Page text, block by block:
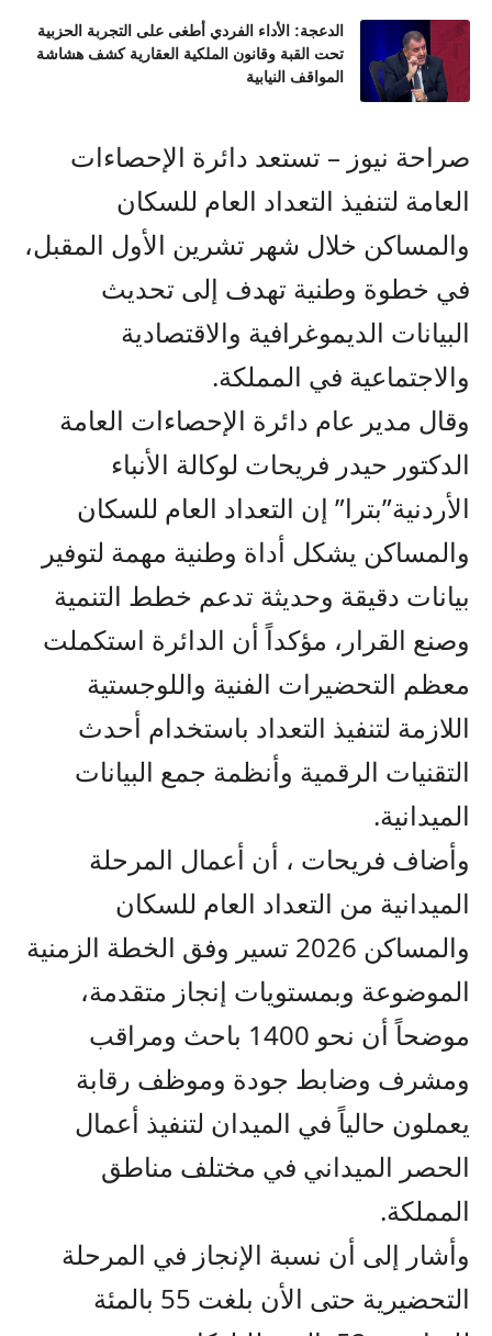
الدعجة: الأداء الفردي أطغى على التجربة الحزبية
تحت القبة وقانون الملكية العقارية كشف هشاشة
المواقف النيابية
صراحة نيوز – تستعد دائرة الإحصاءات
العامة لتنفيذ التعداد العام للسكان
والمساكن خلال شهر تشرين الأول المقبل،
في خطوة وطنية تهدف إلى تحديث
البيانات الديموغرافية والاقتصادية
والاجتماعية في المملكة.
وقال مدير عام دائرة الإحصاءات العامة
الدكتور حيدر فريحات لوكالة الأنباء
الأردنية”بترا” إن التعداد العام للسكان
والمساكن يشكل أداة وطنية مهمة لتوفير
بيانات دقيقة وحديثة تدعم خطط التنمية
وصنع القرار، مؤكداً أن الدائرة استكملت
معظم التحضيرات الفنية واللوجستية
اللازمة لتنفيذ التعداد باستخدام أحدث
التقنيات الرقمية وأنظمة جمع البيانات
الميدانية.
وأضاف فريحات ، أن أعمال المرحلة
الميدانية من التعداد العام للسكان
والمساكن 2026 تسير وفق الخطة الزمنية
الموضوعة وبمستويات إنجاز متقدمة،
موضحاً أن نحو 1400 باحث ومراقب
ومشرف وضابط جودة وموظف رقابة
يعملون حالياً في الميدان لتنفيذ أعمال
الحصر الميداني في مختلف مناطق
المملكة.
وأشار إلى أن نسبة الإنجاز في المرحلة
التحضيرية حتى الأن بلغت 55 بالمئة